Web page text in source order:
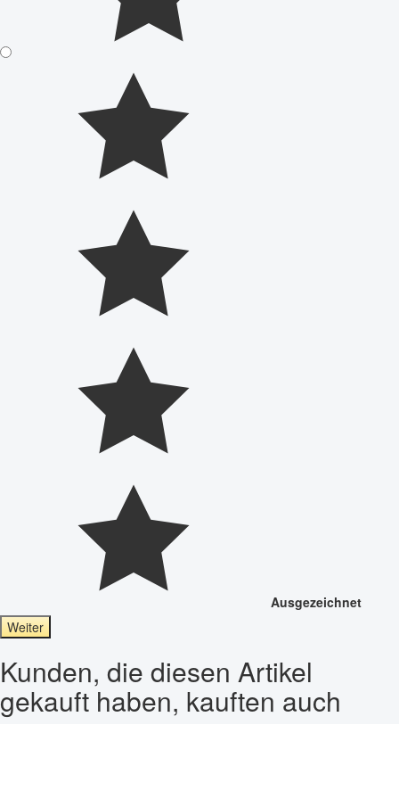
Ausgezeichnet
Weiter
Kunden, die diesen Artikel
gekauft haben, kauften auch